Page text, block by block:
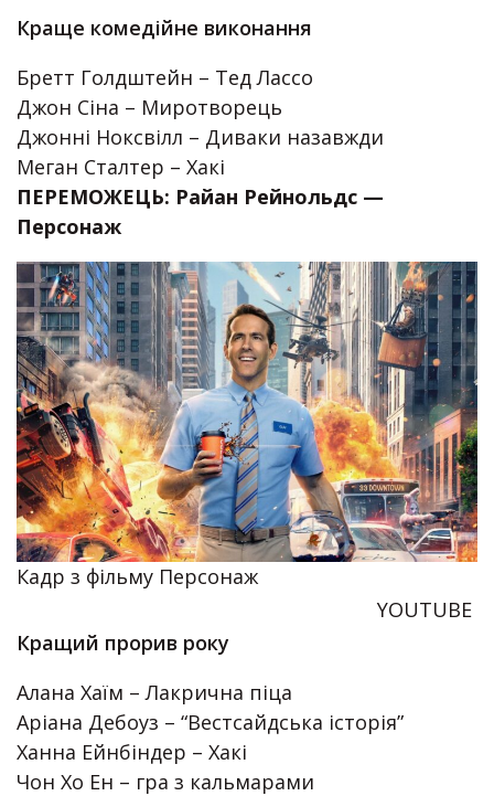
Краще комедійне виконання
Бретт Голдштейн – Тед Лассо
Джон Сіна – Миротворець
Джонні Ноксвілл – Диваки назавжди
Меган Сталтер – Хакі
ПЕРЕМОЖЕЦЬ: Райан Рейнольдс —
Персонаж
Кадр з фільму Персонаж
YOUTUBE
Кращий прорив року
Алана Хаїм – Лакрична піца
Аріана Дебоуз – “Вестсайдська історія”
Ханна Ейнбіндер – Хакі
Чон Хо Ен – гра з кальмарами